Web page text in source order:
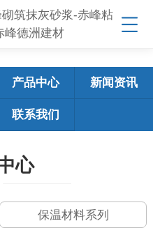
产品中心 新闻资讯
联系我们
心
保温材料系列